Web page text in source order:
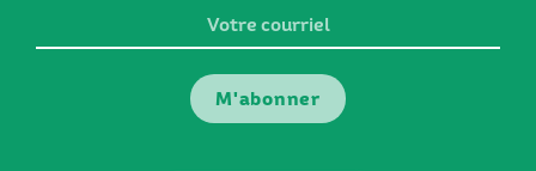
courriel